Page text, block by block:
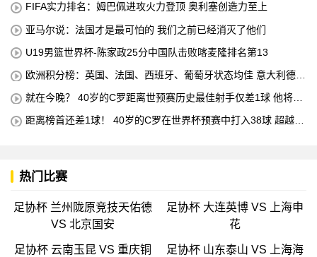
FIFA实力排名：姆巴佩进攻火力登顶 奥利塞创造力至上
亚马尔说：法国才是最可怕的 我们之前已经消灭了他们
U19男篮世界杯-陈家政25分中国队击败喀麦隆排名第13
欧洲积分榜：英国、法国、西班牙、葡萄牙状态均佳 意大利德国
就在今晚？ 40岁的C罗距离世预赛历史最佳射手仅差1球 他将在
距离榜首还差1球！ 40岁的C罗在世界杯预赛中打入38球 超越梅
热门比赛
足协杯 兰州陇原竞技天佑德
VS 北京国安
足协杯 大连英博 VS 上海申
花
足协杯 云南玉昆 VS 重庆铜
足协杯 山东泰山 VS 上海海